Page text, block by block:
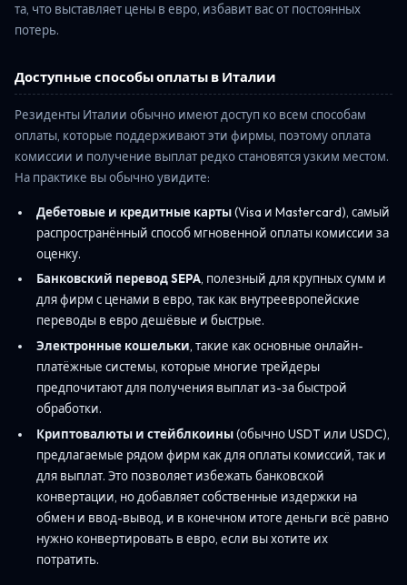
та, что выставляет цены в евро, избавит вас от постоянных
потерь.
Доступные способы оплаты в Италии
Резиденты Италии обычно имеют доступ ко всем способам
оплаты, которые поддерживают эти фирмы, поэтому оплата
комиссии и получение выплат редко становятся узким местом.
На практике вы обычно увидите:
Дебетовые и кредитные карты(Visa и Mastercard), самый
распространённый способ мгновенной оплаты комиссии за
оценку.
Банковский перевод SEPA, полезный для крупных сумм и
для фирм с ценами в евро, так как внутреевропейские
переводы в евро дешёвые и быстрые.
Электронные кошельки, такие как основные онлайн-
платёжные системы, которые многие трейдеры
предпочитают для получения выплат из-за быстрой
обработки.
Криптовалюты и стейблкоины(обычно USDT или USDC),
предлагаемые рядом фирм как для оплаты комиссий, так и
для выплат. Это позволяет избежать банковской
конвертации, но добавляет собственные издержки на
обмен и ввод-вывод, и в конечном итоге деньги всё равно
нужно конвертировать в евро, если вы хотите их
потратить.